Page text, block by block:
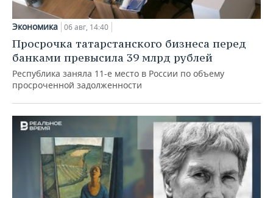
Экономика 06 авг, 14:40
Просрочка татарстанского бизнеса перед
банками превысила 39 млрд рублей
Республика заняла 11-е место в России по объему
просроченной задолженности